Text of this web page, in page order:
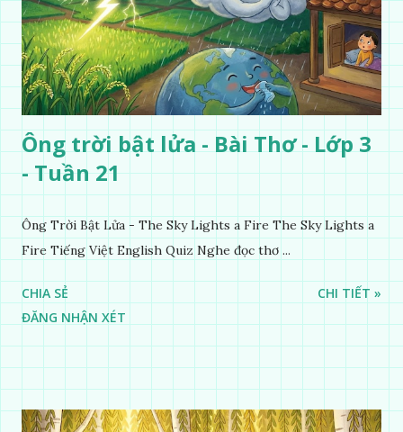
Ông trời bật lửa - Bài Thơ - Lớp 3
- Tuần 21
Ông Trời Bật Lửa - The Sky Lights a Fire The Sky Lights a
Fire Tiếng Việt English Quiz Nghe đọc thơ ...
CHIA SẺ
ĐĂNG NHẬN XÉT
CHI TIẾT »